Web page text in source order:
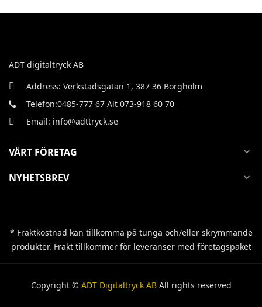
ADT digitaltryck AB
Address: Verkstadsgatan 1, 387 36 Borgholm
Telefon:0485-777 67 Alt 073-918 60 70
Email: info@adttryck.se
VÅRT FÖRETAG expand_more
NYHETSBREV expand_more
* Fraktkostnad kan tillkomma på tunga och/eller skrymmande
produkter. Frakt tillkommer för leveranser med företagspaket
Copyright © ADT Digitaltryck ABAll rights reserved